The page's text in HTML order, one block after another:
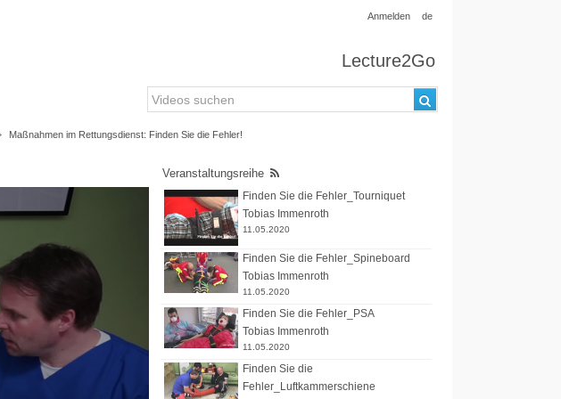
Anmelden de
Lecture2Go
Maßnahmen im Rettungsdienst: Finden Sie die Fehler!
Veranstaltungsreihe
Finden Sie die Fehler_Tourniquet
Tobias Immenroth
11.05.2020
Finden Sie die Fehler_Spineboard
Tobias Immenroth
11.05.2020
Finden Sie die Fehler_PSA
Tobias Immenroth
11.05.2020
Finden Sie die
Fehler_Luftkammerschiene